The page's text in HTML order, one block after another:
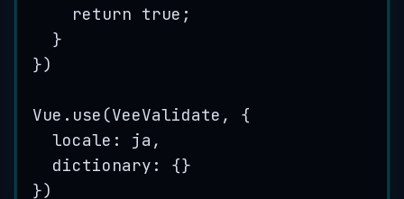
return true ;
}
})
Vue . use (VeeValidate , {
locale: ja ,
dictionary: {}
})